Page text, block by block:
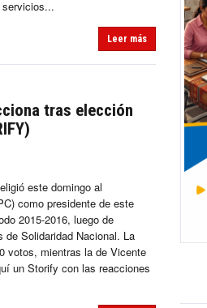
Leer más
tras elección
este domingo al
como presidente de este
2015-2016, luego de
de Solidaridad Nacional. La
votos, mientras la de Vicente
un Storify con las reacciones